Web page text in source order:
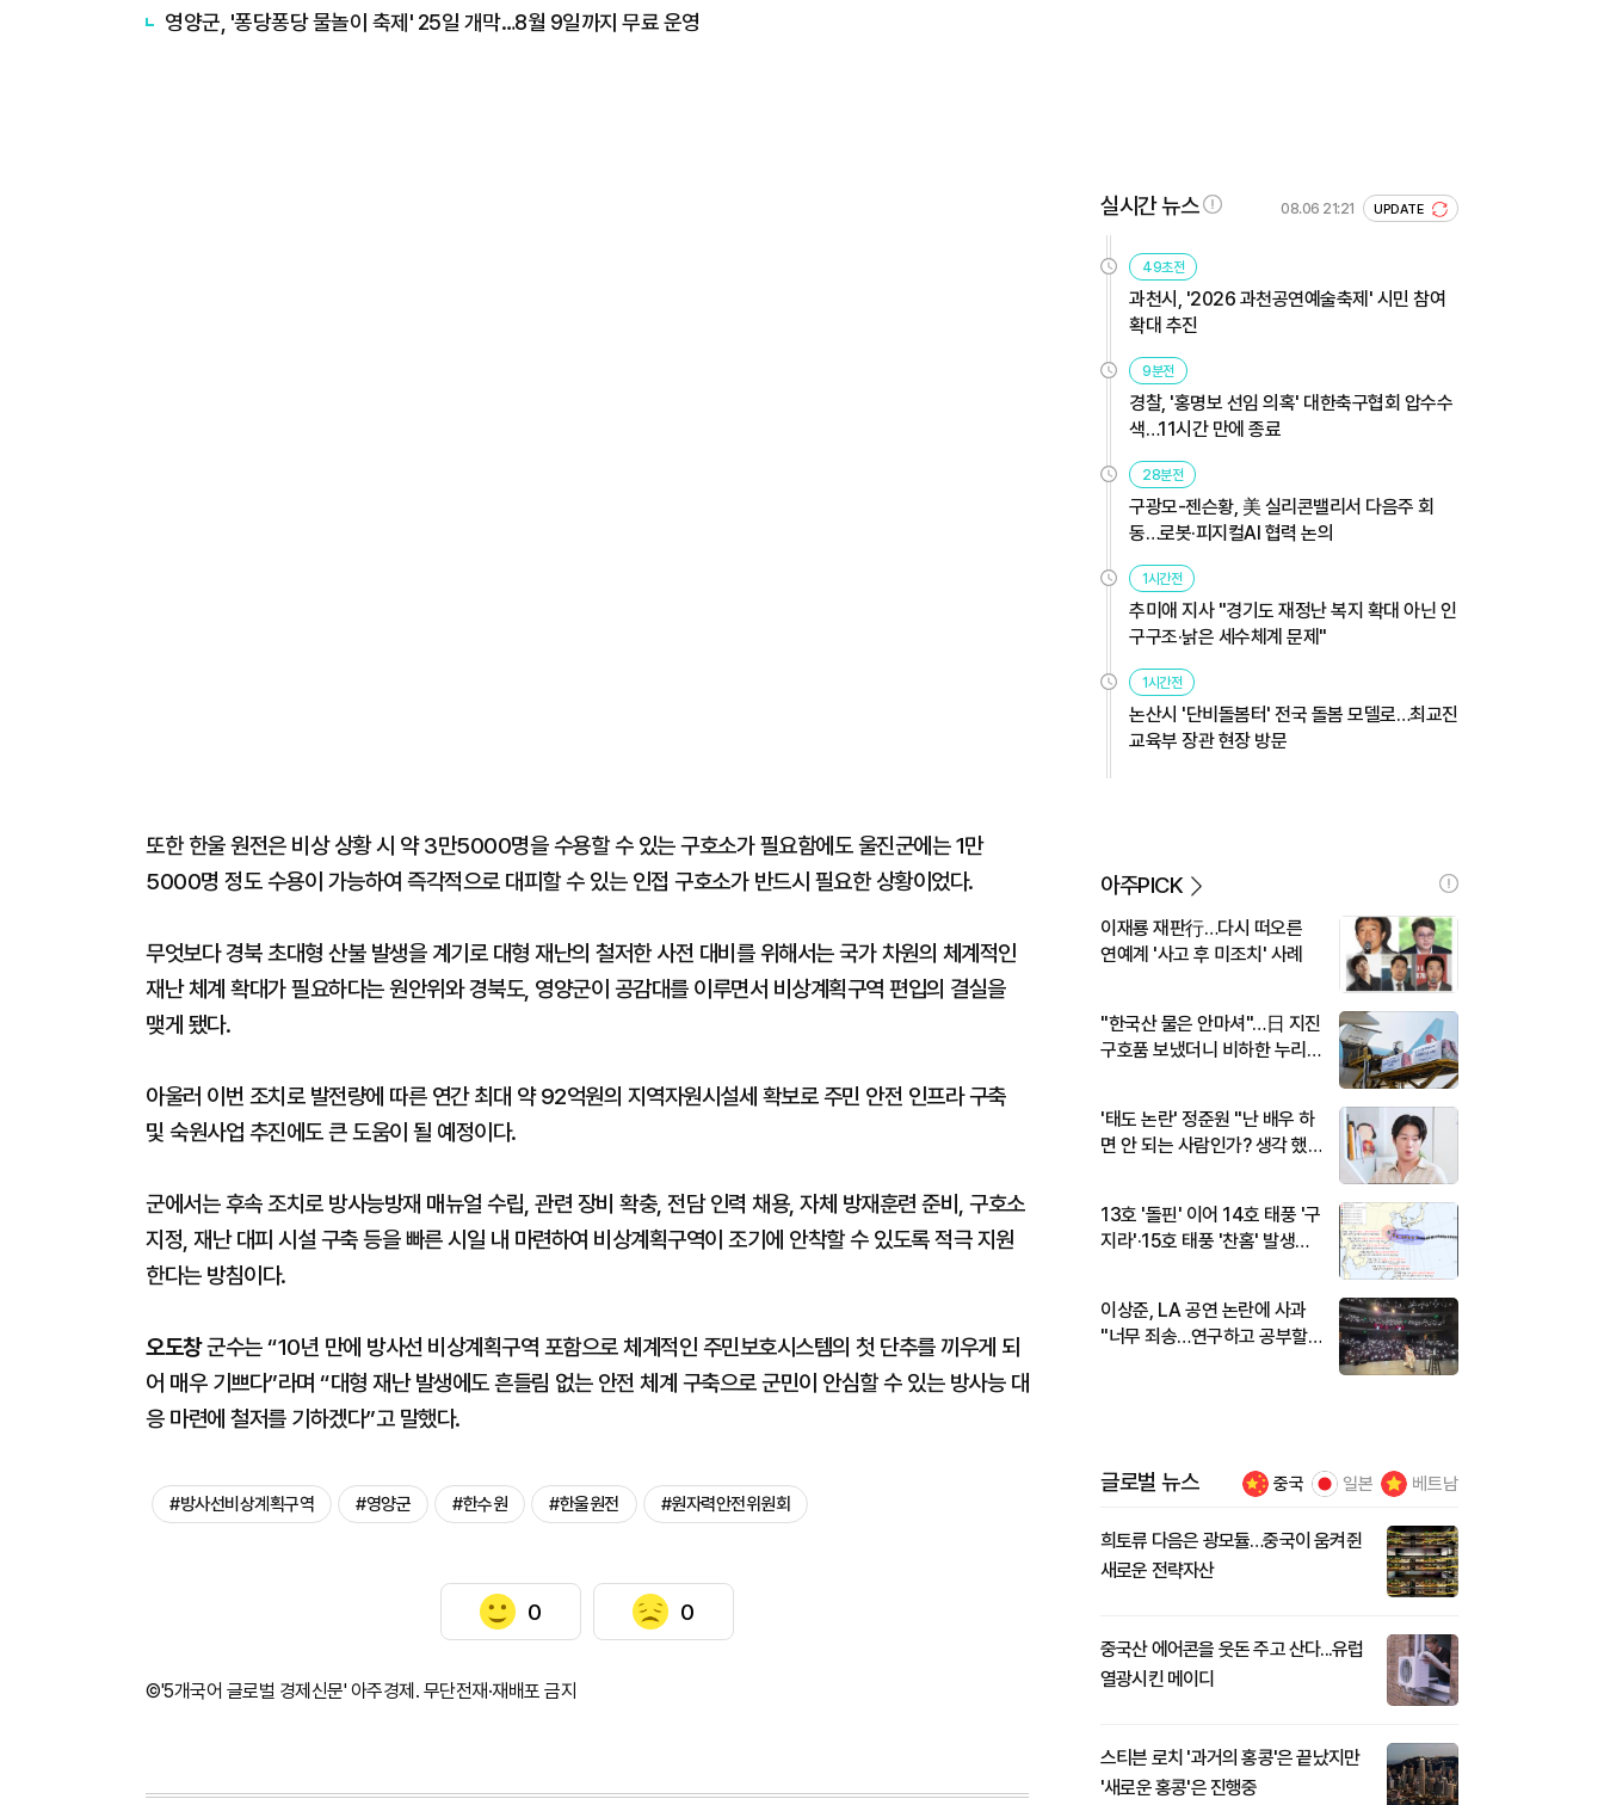
영양군, '퐁당퐁당 물놀이 축제' 25일 개막…8월 9일까지 무료 운영
또한 한울 원전은 비상 상황 시 약 3만5000명을 수용할 수 있는 구호소가 필요함에도 울진군에는 1만
5000명 정도 수용이 가능하여 즉각적으로 대피할 수 있는 인접 구호소가 반드시 필요한 상황이었다.
무엇보다 경북 초대형 산불 발생을 계기로 대형 재난의 철저한 사전 대비를 위해서는 국가 차원의 체계적인
재난 체계 확대가 필요하다는 원안위와 경북도, 영양군이 공감대를 이루면서 비상계획구역 편입의 결실을
맺게 됐다.
아울러 이번 조치로 발전량에 따른 연간 최대 약 92억원의 지역자원시설세 확보로 주민 안전 인프라 구축
및 숙원사업 추진에도 큰 도움이 될 예정이다.
군에서는 후속 조치로 방사능방재 매뉴얼 수립, 관련 장비 확충, 전담 인력 채용, 자체 방재훈련 준비, 구호소
지정, 재난 대피 시설 구축 등을 빠른 시일 내 마련하여 비상계획구역이 조기에 안착할 수 있도록 적극 지원
한다는 방침이다.
오도창군수는 “10년 만에 방사선 비상계획구역 포함으로 체계적인 주민보호시스템의 첫 단추를 끼우게 되
어 매우 기쁘다”라며 “대형 재난 발생에도 흔들림 없는 안전 체계 구축으로 군민이 안심할 수 있는 방사능 대
응 마련에 철저를 기하겠다”고 말했다.
#방사선비상계획구역 #영양군 #한수원 #한울원전 #원자력안전위원회
0 0
©'5개국어 글로벌 경제신문' 아주경제. 무단전재·재배포 금지
실시간 뉴스 08.06 21:21 UPDATE
49초전
과천시, '2026 과천공연예술축제' 시민 참여
확대 추진
9분전
경찰, '홍명보 선임 의혹' 대한축구협회 압수수
색…11시간 만에 종료
28분전
구광모-젠슨황, 美 실리콘밸리서 다음주 회
동…로봇·피지컬AI 협력 논의
1시간전
추미애 지사 "경기도 재정난 복지 확대 아닌 인
구구조·낡은 세수체계 문제"
1시간전
논산시 '단비돌봄터' 전국 돌봄 모델로…최교진
교육부 장관 현장 방문
아주PICK
이재룡 재판行…다시 떠오른
연예계 '사고 후 미조치' 사례
"한국산 물은 안마셔"…日 지진
구호품 보냈더니 비하한 누리
'태도 논란' 정준원 "난 배우 하
면 안 되는 사람인가? 생각 했
13호 '돌핀' 이어 14호 태풍 '구
지라'·15호 태풍 '찬홈' 발생…
이상준, LA 공연 논란에 사과
"너무 죄송…연구하고 공부할
글로벌 뉴스 중국 일본 베트남
희토류 다음은 광모듈…중국이 움켜쥔
새로운 전략자산
중국산 에어콘을 웃돈 주고 산다...유럽
열광시킨 메이디
스티븐 로치 '과거의 홍콩'은 끝났지만
'새로운 홍콩'은 진행중